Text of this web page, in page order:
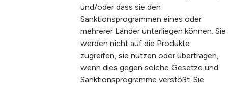
und/oder dass sie den
Sanktionsprogrammen eines oder
mehrerer Länder unterliegen können. Sie
werden nicht auf die Produkte
zugreifen, sie nutzen oder übertragen,
wenn dies gegen solche Gesetze und
Sanktionsprogramme verstößt. Sie